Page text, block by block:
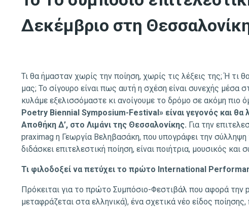
Δεκέμβριο στη
Τι θα ήμασταν χωρίς την ποίηση, χωρίς τις λέξεις της; Ή τι
μας; Το σίγουρο είναι πως αυτή η σχέση είναι συνεχής μέσα
κυλάμε εξελισσόμαστε κι ανοίγουμε το δρόμο σε ακόμη πιο
Poetry Biennial Symposium-Festival» είναι γεγονός και
Αποθήκη Δ’, στο Λιμάνι της Θεσσαλονίκης. Για την
praximag η Γεωργία Βεληβασάκη, που υπογράφει την σύλληψη
διδάσκει επιτελεστική ποίηση, είναι ποιήτρια, μουσικός και
Τι φιλοδοξεί να πετύχει το πρώτο International
Πρόκειται για το πρώτο Συμπόσιο-Φεστιβάλ που αφορά την
μεταφράζεται στα ελληνικά), ένα σχετικά νέο είδος